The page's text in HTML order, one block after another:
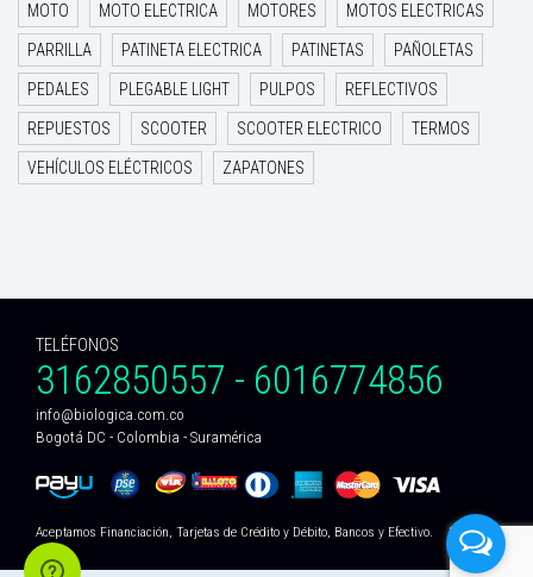
MOTO MOTO ELECTRICA MOTORES MOTOS ELECTRICAS
PARRILLA PATINETA ELECTRICA PATINETAS PAÑOLETAS
PEDALES PLEGABLE LIGHT PULPOS REFLECTIVOS
REPUESTOS SCOOTER SCOOTER ELECTRICO TERMOS
VEHÍCULOS ELÉCTRICOS ZAPATONES
TELÉFONOS
3162850557 - 6016774856
info@biologica.com.co
Bogotá DC - Colombia - Suramérica
Aceptamos Financiación, Tarjetas de Crédito y Débito, Bancos y Efectivo.